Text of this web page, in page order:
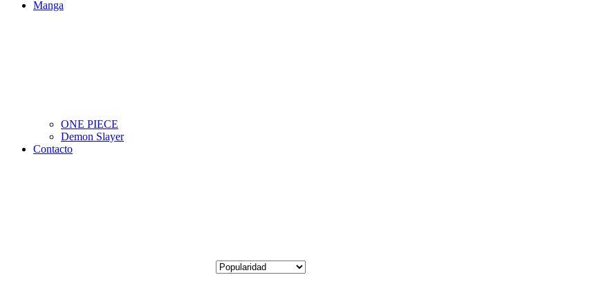
Manga
ONE PIECE
Demon Slayer
Contacto